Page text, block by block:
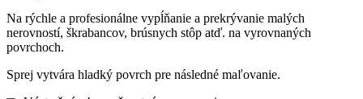
Na rýchle a profesionálne vypĺňanie a prekrývanie malých
nerovností, škrabancov, brúsnych stôp atď. na vyrovnaných
povrchoch.
Sprej vytvára hladký povrch pre následné maľovanie.